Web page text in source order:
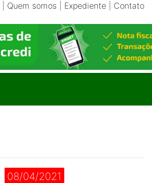
Quem somos Expediente Contato
08/04/2021